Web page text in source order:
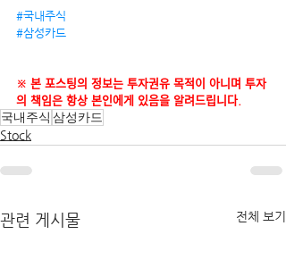
#국내주식
#삼성카드
※ 본 포스팅의 정보는 투자권유 목적이 아니며 투자
의 책임은 항상 본인에게 있음을 알려드립니다.
국내주식 삼성카드
Stock
관련 게시물 전체 보기